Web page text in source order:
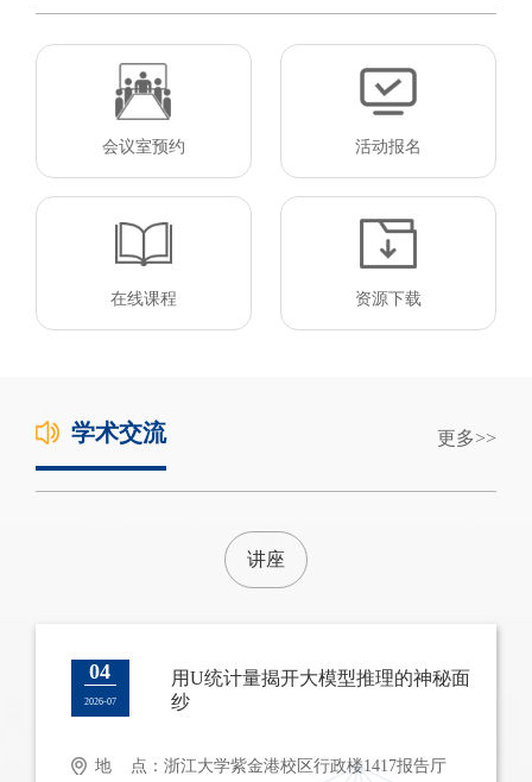
会议室预约 活动报名
在线课程 资源下载
学术交流 更多
讲座
04
2026-07
用U统计量揭开大模型推理的神秘面
纱
地 点：浙江大学紫金港校区行政楼1417报告厅